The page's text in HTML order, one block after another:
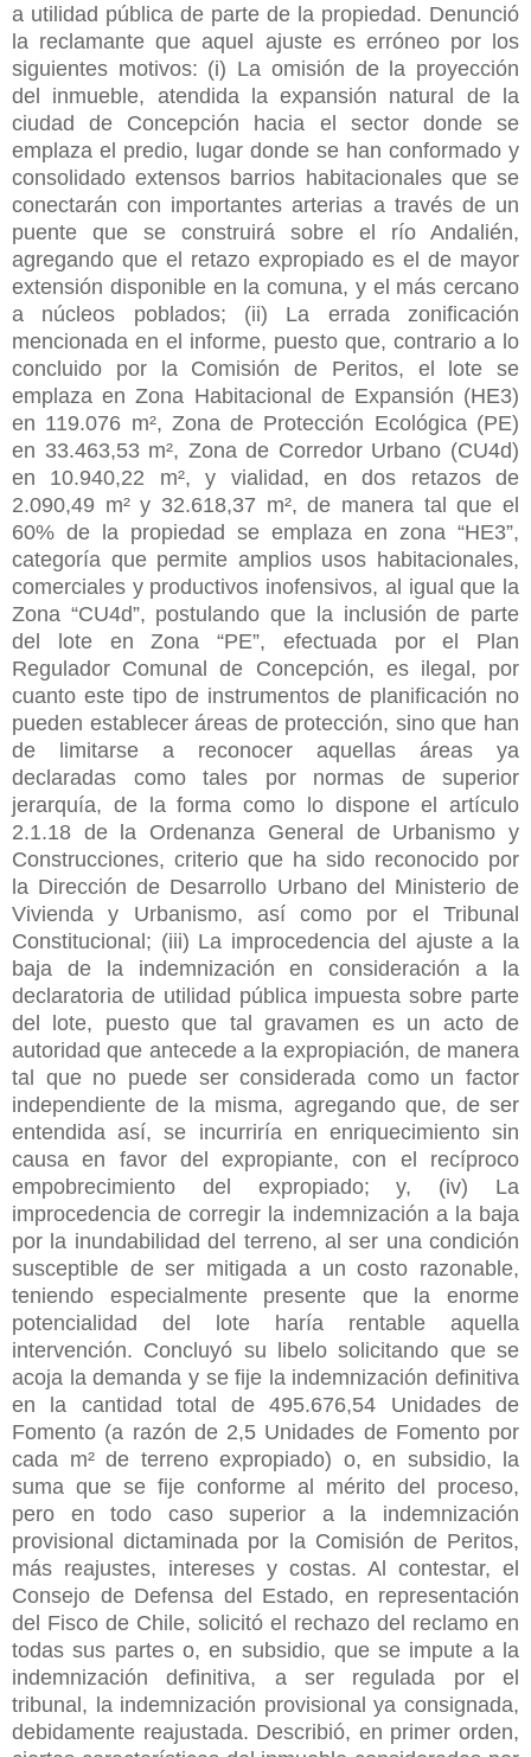
a utilidad pública de parte de la propiedad. Denunció
la reclamante que aquel ajuste es erróneo por los
siguientes motivos: (i) La omisión de la proyección
del inmueble, atendida la expansión natural de la
ciudad de Concepción hacia el sector donde se
emplaza el predio, lugar donde se han conformado y
consolidado extensos barrios habitacionales que se
conectarán con importantes arterias a través de un
puente que se construirá sobre el río Andalién,
agregando que el retazo expropiado es el de mayor
extensión disponible en la comuna, y el más cercano
a núcleos poblados; (ii) La errada zonificación
mencionada en el informe, puesto que, contrario a lo
concluido por la Comisión de Peritos, el lote se
emplaza en Zona Habitacional de Expansión (HE3)
en 119.076 m², Zona de Protección Ecológica (PE)
en 33.463,53 m², Zona de Corredor Urbano (CU4d)
en 10.940,22 m², y vialidad, en dos retazos de
2.090,49 m² y 32.618,37 m², de manera tal que el
60% de la propiedad se emplaza en zona “HE3”,
categoría que permite amplios usos habitacionales,
comerciales y productivos inofensivos, al igual que la
Zona “CU4d”, postulando que la inclusión de parte
del lote en Zona “PE”, efectuada por el Plan
Regulador Comunal de Concepción, es ilegal, por
cuanto este tipo de instrumentos de planificación no
pueden establecer áreas de protección, sino que han
de limitarse a reconocer aquellas áreas ya
declaradas como tales por normas de superior
jerarquía, de la forma como lo dispone el artículo
2.1.18 de la Ordenanza General de Urbanismo y
Construcciones, criterio que ha sido reconocido por
la Dirección de Desarrollo Urbano del Ministerio de
Vivienda y Urbanismo, así como por el Tribunal
Constitucional; (iii) La improcedencia del ajuste a la
baja de la indemnización en consideración a la
declaratoria de utilidad pública impuesta sobre parte
del lote, puesto que tal gravamen es un acto de
autoridad que antecede a la expropiación, de manera
tal que no puede ser considerada como un factor
independiente de la misma, agregando que, de ser
entendida así, se incurriría en enriquecimiento sin
causa en favor del expropiante, con el recíproco
empobrecimiento del expropiado; y, (iv) La
improcedencia de corregir la indemnización a la baja
por la inundabilidad del terreno, al ser una condición
susceptible de ser mitigada a un costo razonable,
teniendo especialmente presente que la enorme
potencialidad del lote haría rentable aquella
intervención. Concluyó su libelo solicitando que se
acoja la demanda y se fije la indemnización definitiva
en la cantidad total de 495.676,54 Unidades de
Fomento (a razón de 2,5 Unidades de Fomento por
cada m² de terreno expropiado) o, en subsidio, la
suma que se fije conforme al mérito del proceso,
pero en todo caso superior a la indemnización
provisional dictaminada por la Comisión de Peritos,
más reajustes, intereses y costas. Al contestar, el
Consejo de Defensa del Estado, en representación
del Fisco de Chile, solicitó el rechazo del reclamo en
todas sus partes o, en subsidio, que se impute a la
indemnización definitiva, a ser regulada por el
tribunal, la indemnización provisional ya consignada,
debidamente reajustada. Describió, en primer orden,